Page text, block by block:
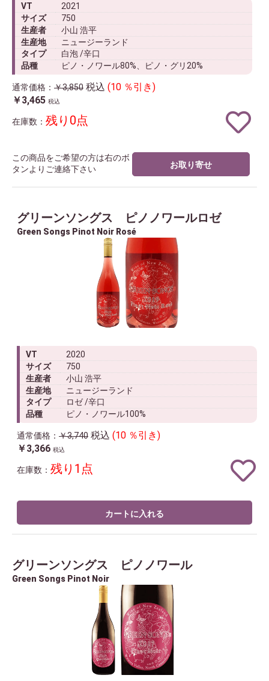
VT
2021
サイズ
750
生産者
小山 浩平
生産地
ニュージーランド
タイプ
白泡 /辛口
品種
ピノ・ノワール80%、ピノ・グリ20%
通常価格： ￥3,850 税込 (10 ％引き)
￥3,465 税込
在庫数： 残り0点
この商品をご希望の方は右のボ
タンよりご連絡下さい
お取り寄せ
グリーンソングス ピノノワールロゼ
Green Songs Pinot Noir Rosé
VT
2020
サイズ
750
生産者
小山 浩平
生産地
ニュージーランド
タイプ
ロゼ /辛口
品種
ピノ・ノワール100%
通常価格： ￥3,740 税込 (10 ％引き)
￥3,366 税込
在庫数： 残り1点
カートに入れる
グリーンソングス ピノノワール
Green Songs Pinot Noir